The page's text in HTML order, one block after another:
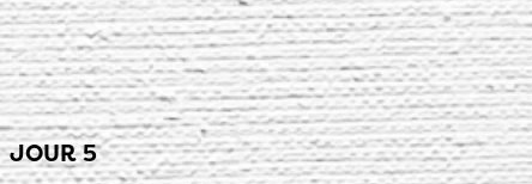
JOUR 5